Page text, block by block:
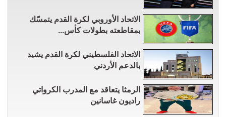
الاتحاد الأوروبي لكرة القدم يتمسّك
بمقاطعته بطولات كأس...
الاتحاد الفلسطيني لكرة القدم يشيد
بالدعم الأردني
الرمثا يتعاقد مع المدرب الكرواتي
راديون غاسانين